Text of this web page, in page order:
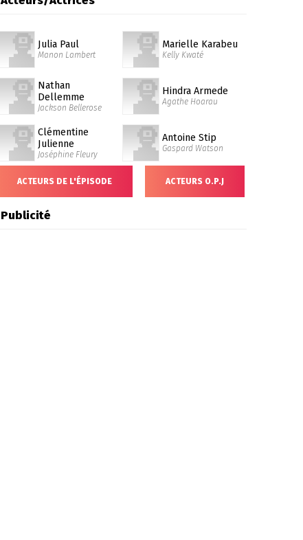
Julia Paul
Manon Lambert
Marielle Karabeu
Kelly Kwaté
Nathan
Dellemme
Jackson Bellerose
Hindra Armede
Agathe Hoarau
Clémentine
Julienne
Joséphine Fleury
Antoine Stip
Gaspard Watson
ACTEURS DE L'ÉPISODE ACTEURS O.P.J
Publicité